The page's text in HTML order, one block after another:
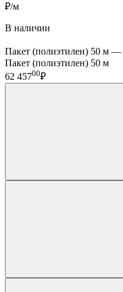
₽/м
В наличии
Пакет (полиэтилен) 50 м —
Пакет (полиэтилен) 50 м
62 45700₽